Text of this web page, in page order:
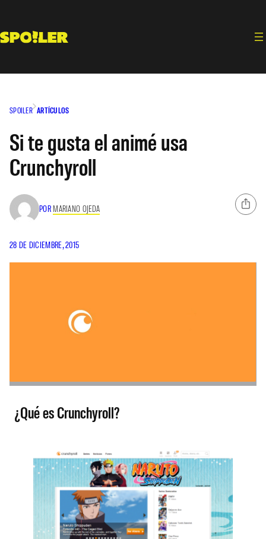
contenido
SPOILER ARTÍCULOS
Si te gusta el animé usa
Crunchyroll
POR MARIANO OJEDA
28 DE DICIEMBRE, 2015
¿Qué es Crunchyroll?